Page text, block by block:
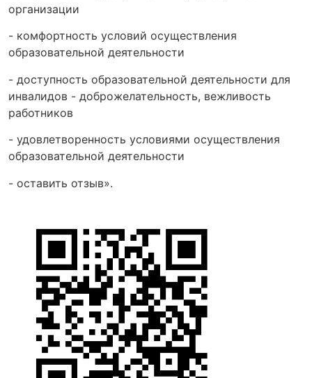
организации
- комфортность условий осуществления
образовательной деятельности
- доступность образовательной деятельности для
инвалидов - доброжелательность, вежливость
работников
- удовлетворенность условиями осуществления
образовательной деятельности
- оставить отзыв».